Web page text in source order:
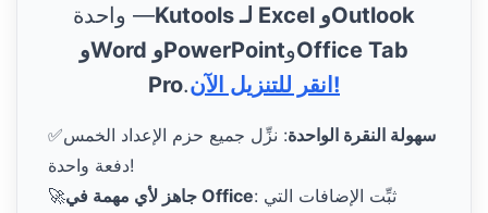
واحدة —Kutools لـ Excel وOutlook
وWord وPowerPointوOffice Tab
Pro. انقر للتنزيل الآن!
✅ سهولة النقرة الواحدة: نزِّل جميع حزم الإعداد الخمس
دفعة واحدة!
🚀
جاهز لأي مهمة في Office: ثبِّت الإضافات التي